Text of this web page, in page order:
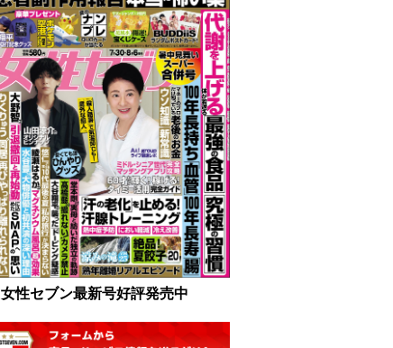
女性セブン最新号好評発売中